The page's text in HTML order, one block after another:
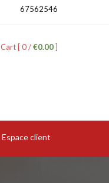
67562546
Cart [ 0 /€0.00]
Espace client